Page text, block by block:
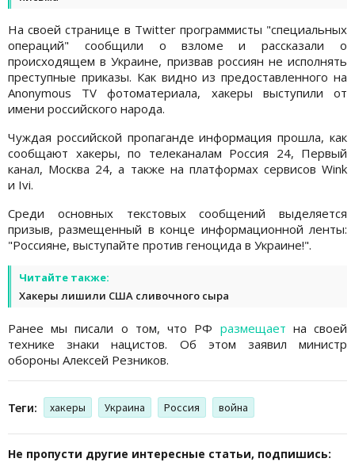
На своей странице в Twitter программисты "специальных
операций" сообщили о взломе и рассказали о
происходящем в Украине, призвав россиян не исполнять
преступные приказы. Как видно из предоставленного на
Anonymous TV фотоматериала, хакеры выступили от
имени российского народа.
Чуждая российской пропаганде информация прошла, как
сообщают хакеры, по телеканалам Россия 24, Первый
канал, Москва 24, а также на платформах сервисов Wink
и Ivi.
Среди основных текстовых сообщений выделяется
призыв, размещенный в конце информационной ленты:
"Россияне, выступайте против геноцида в Украине!".
Читайте также:
Хакеры лишили США сливочного сыра
Ранее мы писали о том, что РФ размещает на своей
технике знаки нацистов. Об этом заявил министр
обороны Алексей Резников.
Теги: хакеры Украина Россия война
Не пропусти другие интересные статьи, подпишись: